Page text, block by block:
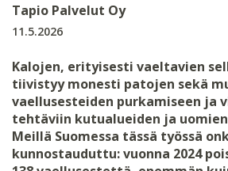
Tapio Palvelut Oy
11.5.2026
Kalojen, erityisesti vaeltavien
tiivistyy monesti patojen sekä
vaellusesteiden purkamiseen ja
tehtäviin kutualueiden ja
Meillä Suomessa tässä työssä
kunnostauduttu: vuonna 2024